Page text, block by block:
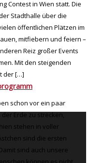
Contest in Wien statt. Die
Stadthalle über die
öffentlichen Plätzen im
mitfiebern und feiern –
Reiz großer Events
Mit den steigenden
der[…]
schon vor ein paar
Erde zu strecken,
stehen in voller
sind die ersten
sind auch unsere